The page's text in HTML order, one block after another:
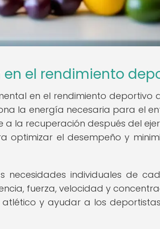
el rendimiento
en el rendimiento deportivo
la energía necesaria para el
la recuperación después del
optimizar el desempeño y
individuales de
fuerza, velocidad y
y ayudar a los